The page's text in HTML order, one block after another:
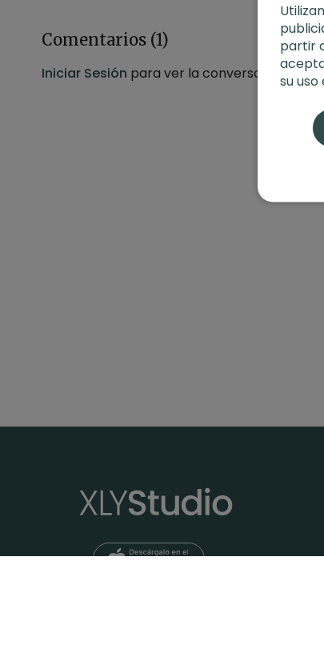
Comentarios (1)
Iniciar Sesión para ver la conversación
partir
su